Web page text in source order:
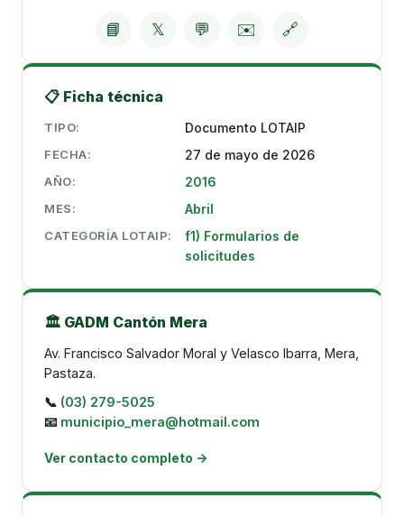
📘 𝕏 💬 ✉️ 🔗
📋 Ficha técnica
TIPO: Documento LOTAIP
FECHA: 27 de mayo de 2026
AÑO: 2016
MES: Abril
CATEGORÍA LOTAIP:
f1) Formularios de
solicitudes
🏛️ GADM Cantón Mera
Av. Francisco Salvador Moral y Velasco Ibarra, Mera,
Pastaza.
📞 (03) 279-5025
📧 municipio_mera@hotmail.com
Ver contacto completo →